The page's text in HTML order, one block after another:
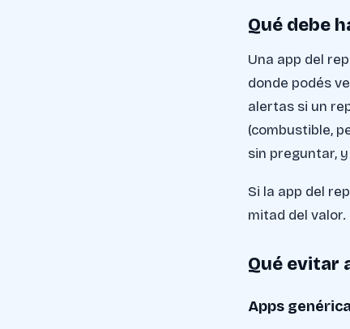
Qué debe
Una app del
donde podés
alertas si un
(combustible,
sin preguntar,
Si la app del
mitad del valor.
Qué evitar
Apps